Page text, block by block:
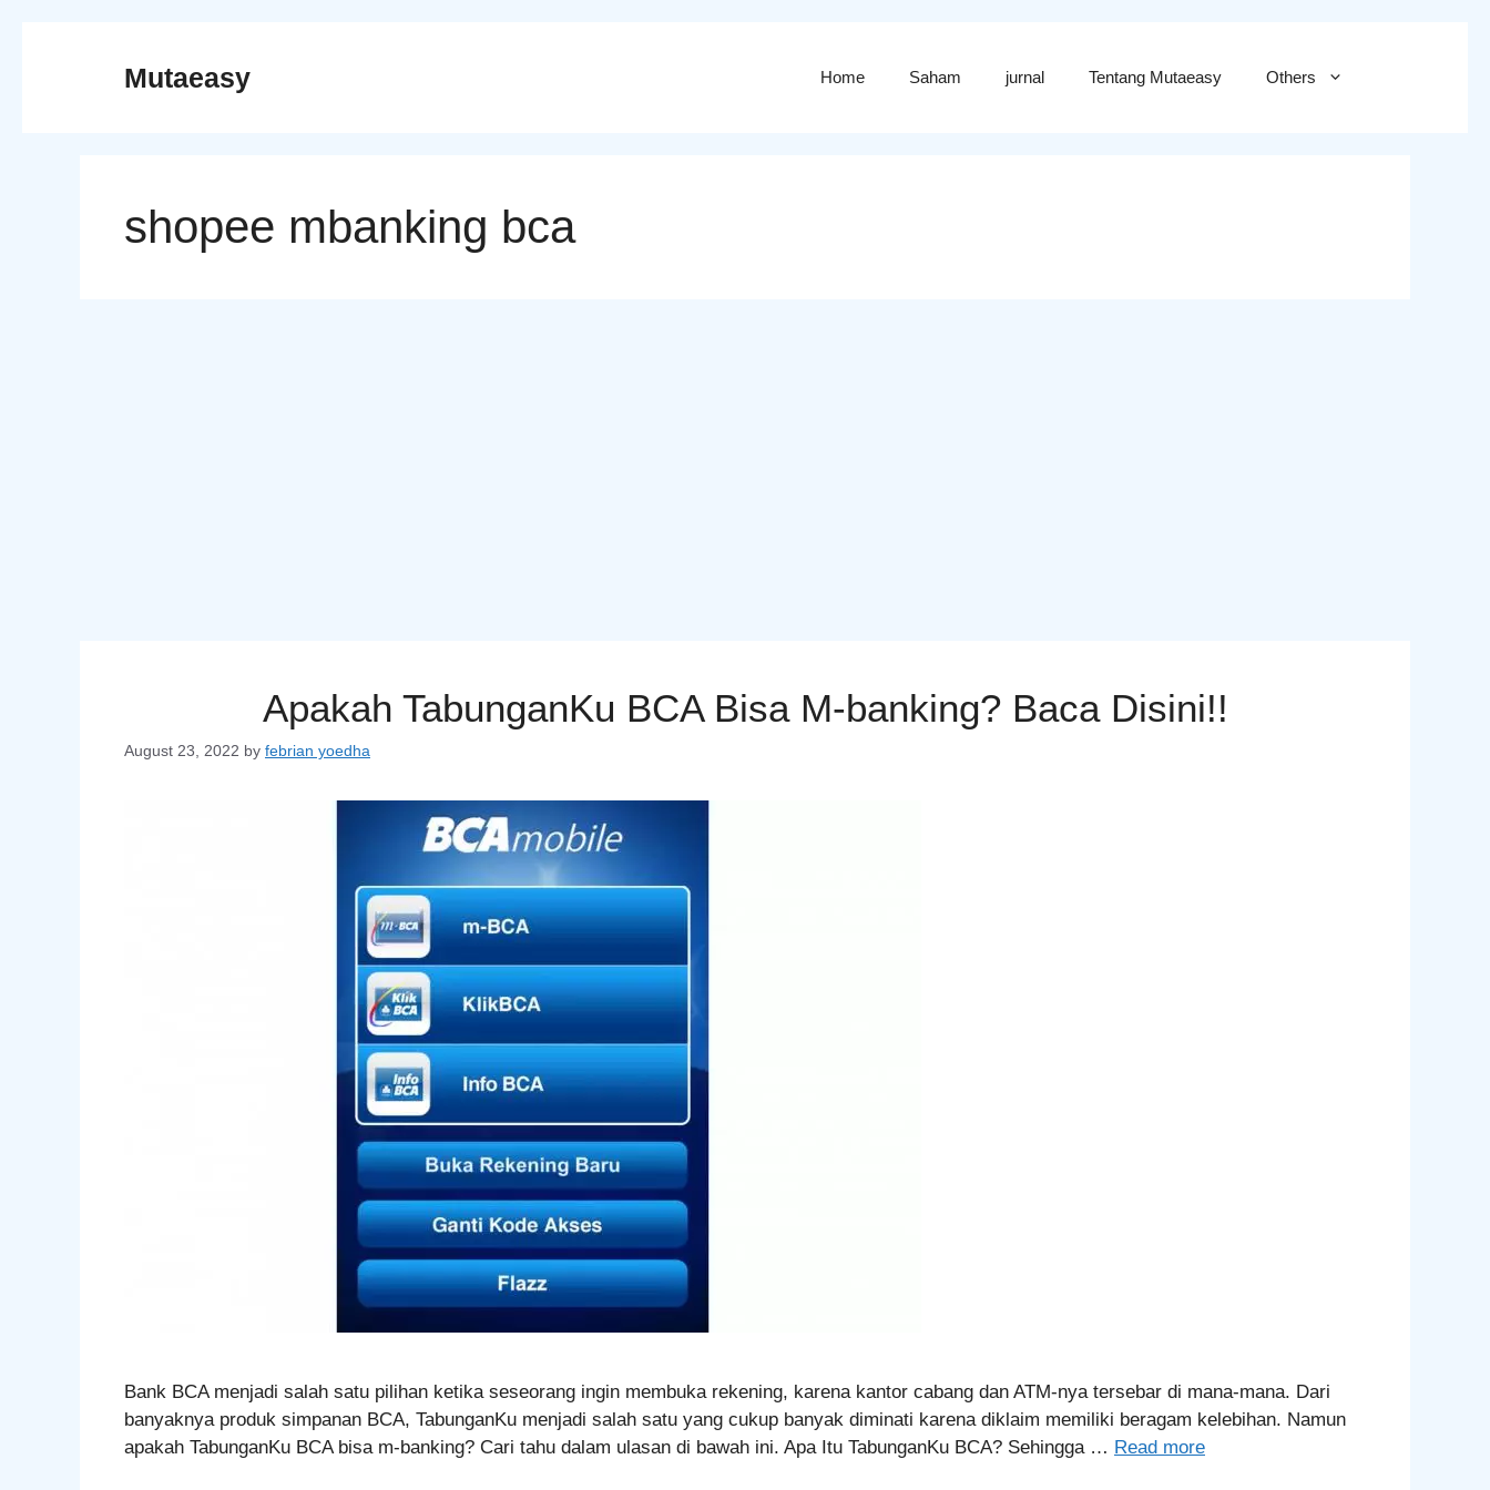
Mutaeasy Home Saham jurnal Tentang Mutaeasy Others
shopee mbanking bca
Apakah TabunganKu BCA Bisa M-banking? Baca Disini!!
August 23, 2022 by febrian yoedha
Bank BCA menjadi salah satu pilihan ketika seseorang ingin membuka rekening, karena kantor cabang dan ATM-nya tersebar di mana-mana. Dari
banyaknya produk simpanan BCA, TabunganKu menjadi salah satu yang cukup banyak diminati karena diklaim memiliki beragam kelebihan. Namun
apakah TabunganKu BCA bisa m-banking? Cari tahu dalam ulasan di bawah ini. Apa Itu TabunganKu BCA? Sehingga … Read more